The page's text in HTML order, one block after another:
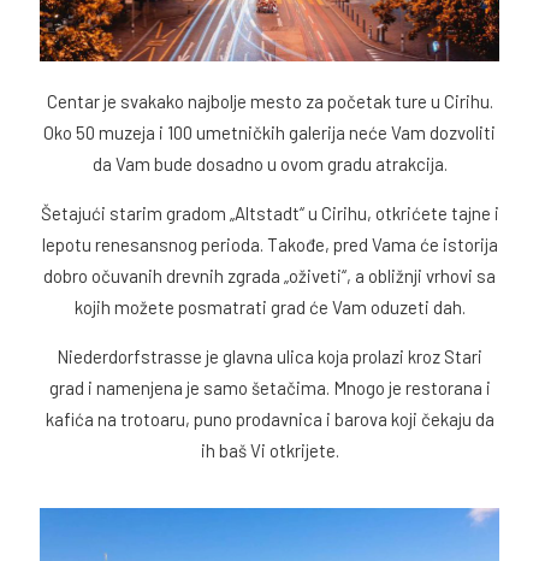
Centar je svakako najbolje mesto za početak ture u Cirihu.
Oko 50 muzeja i 100 umetničkih galerija neće Vam dozvoliti
da Vam bude dosadno u ovom gradu atrakcija.
Šetajući starim gradom „Altstadt“ u Cirihu, otkrićete tajne i
lepotu renesansnog perioda. Takođe, pred Vama će istorija
dobro očuvanih drevnih zgrada „oživeti“, a obližnji vrhovi sa
kojih možete posmatrati grad će Vam oduzeti dah.
Niederdorfstrasse je glavna ulica koja prolazi kroz Stari
grad i namenjena je samo šetačima. Mnogo je restorana i
kafića na trotoaru, puno prodavnica i barova koji čekaju da
ih baš Vi otkrijete.